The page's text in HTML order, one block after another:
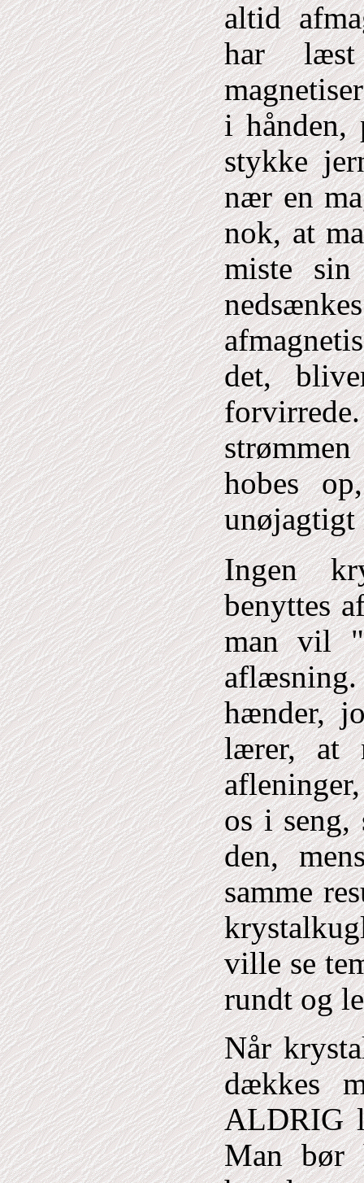
altid
har
i hånden,
stykke
nær en
nok, at
miste sin
det,
hobes
Ingen
benyttes
man vil
hænder,
lærer, at
os i seng,
den,
samme
ville se
rundt og
Når
dækkes
ALDRIG
Man bør